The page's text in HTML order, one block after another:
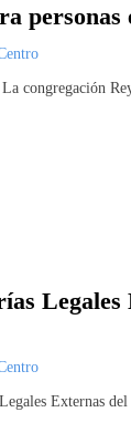
personas
Rey
Externas